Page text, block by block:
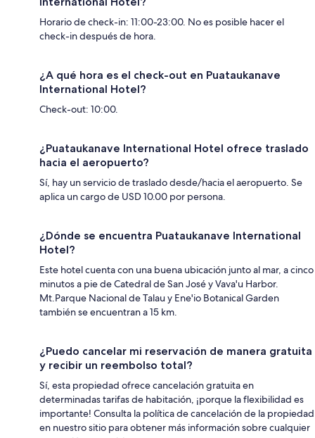
Horario de check-in: 11:00-23:00. No es posible hacer el
check-in después de hora.
¿A qué hora es el check-out en Puataukanave
International Hotel?
Check-out: 10:00.
¿Puataukanave International Hotel ofrece traslado
hacia el aeropuerto?
Sí, hay un servicio de traslado desde/hacia el aeropuerto. Se
aplica un cargo de USD 10.00 por persona.
¿Dónde se encuentra Puataukanave International
Hotel?
Este hotel cuenta con una buena ubicación junto al mar, a cinco
minutos a pie de Catedral de San José y Vava'u Harbor.
Mt.Parque Nacional de Talau y Ene'io Botanical Garden
también se encuentran a 15 km.
¿Puedo cancelar mi reservación de manera gratuita
y recibir un reembolso total?
Sí, esta propiedad ofrece cancelación gratuita en
determinadas tarifas de habitación, ¡porque la flexibilidad es
importante! Consulta la política de cancelación de la propiedad
en nuestro sitio para obtener más información sobre cualquier